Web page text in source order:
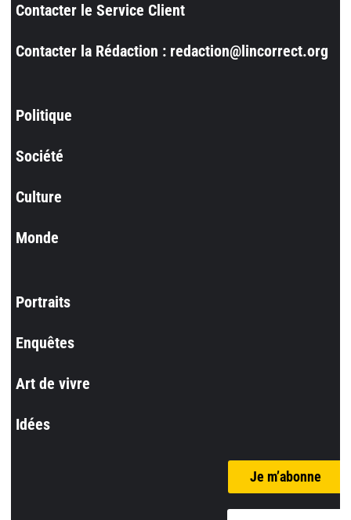
Contacter le Service Client
Contacter la Rédaction : redaction@lincorrect.org
Politique
Société
Culture
Monde
Portraits
Enquêtes
Art de vivre
Idées
Je m’abonne